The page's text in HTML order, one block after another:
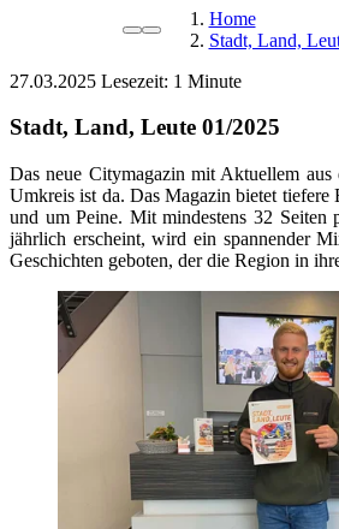
Home
Stadt, Land,
27.03.2025 Lesezeit:
Stadt, Land, Leute 01/2025
Das neue Citymagazin mit Aktuellem aus
Umkreis ist da. Das Magazin bietet tiefere
und um Peine. Mit mindestens 32 Seiten
jährlich erscheint, wird ein spannender
Geschichten geboten, der die Region in